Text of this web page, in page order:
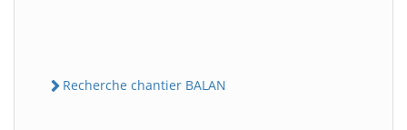
Recherche chantier BALAN